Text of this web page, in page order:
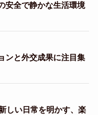
安全で静かな生活環境
ンと外交成果に注目集
しい日常を明かす、楽